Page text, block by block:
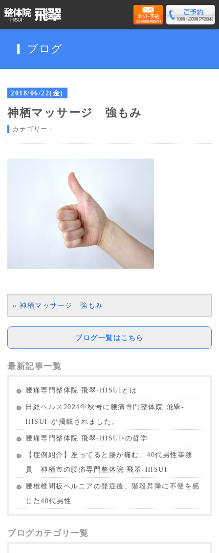
ブログ
2018/06/22(金)
神栖マッサージ 強もみ
カテゴリー：
« 神栖マッサージ 強もみ
ブログ一覧はこちら
最新記事一覧
腰痛専門整体院 飛翠-HISUIとは
日経ヘルス2024年秋号に腰痛専門整体院 飛翠-
HISUI-が掲載されました。
腰痛専門整体院 飛翠-HISUI-の哲学
【症例紹介】座ってると腰が痛む、40代男性事務
員 神栖市の腰痛専門整体院 飛翠-HISUI-
腰椎椎間板ヘルニアの発症後、階段昇降に不便を感
じた40代男性
ブログカテゴリ一覧